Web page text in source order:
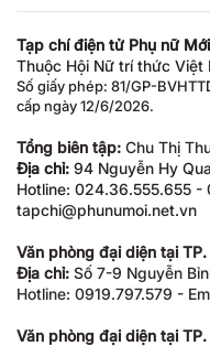
Tạp chí điện tử Phụ nữ Mới
Thuộc Hội Nữ trí thức Việt
Số giấy phép: 81/GP-
cấp ngày 12/6/2026.
Tổng biên tập: Chu Thị
Địa chỉ: 94 Nguyễn Hy
Hotline: 024.36.555.655 -
tapchi@phunumoi.net.vn
Văn phòng đại diện tại
Địa chỉ: Số 7-9 Nguyễn
Hotline: 0919.797.579 -
Văn phòng đại diện tại